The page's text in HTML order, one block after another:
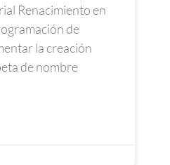
Renacimiento en
de
la creación
de nombre